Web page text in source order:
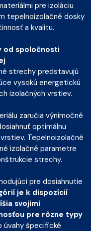
pre izoláciu
tepelnoizolačné dosky
a kvalitu.
od spoločnosti
strechy predstavujú
vysokú energetickú
izolačných vrstiev.
zaručia výnimočné
optimálnu
Tepelnoizolačné
izolačné parametre
strechy.
pre dosiahnutie
je k dispozícií
svojimi
pre rôzne typy
úvahy špecifické